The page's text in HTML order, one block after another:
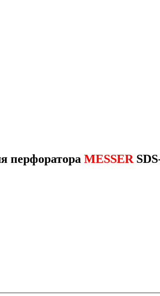
перфоратора MESSER